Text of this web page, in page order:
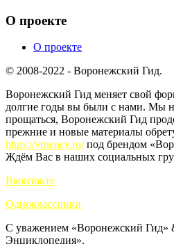
О проекте
О проекте
© 2008-2022 - Воронежский Гид.
Воронежский Гид меняет свой
долгие годы вы были с нами. Мы
прощаться, Воронежский Гид
прежние и новые материалы
https://vrnency.ru/под брендом
Ждём Вас в наших социальных
Вконтакте
Одноклассники
С уважением «Воронежский Гид»
Энциклопедия».